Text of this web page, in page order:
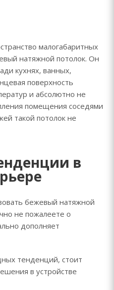
малогабаритных
натяжной потолок. Он
кухнях, ванных,
поверхность
и абсолютно не
помещения соседями
такой потолок не
в
бежевый натяжной
не пожалеете о
дополняет
тенденций, стоит
в устройстве